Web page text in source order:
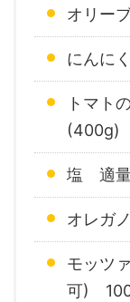
オリー
にんに
トマト
(400g)
塩 適
オレガ
モッツ
可)